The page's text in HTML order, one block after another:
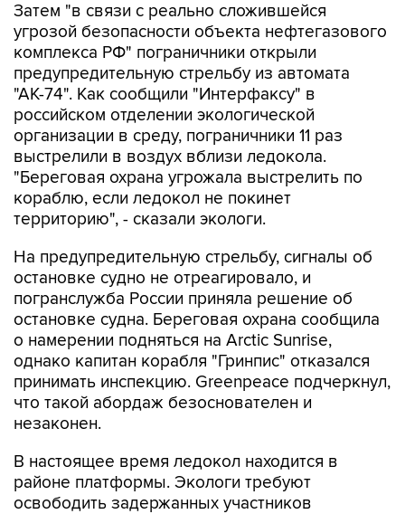
Затем "в связи с реально сложившейся
угрозой безопасности объекта нефтегазового
комплекса РФ" пограничники открыли
предупредительную стрельбу из автомата
"АК-74". Как сообщили "Интерфаксу" в
российском отделении экологической
организации в среду, пограничники 11 раз
выстрелили в воздух вблизи ледокола.
"Береговая охрана угрожала выстрелить по
кораблю, если ледокол не покинет
территорию", - сказали экологи.
На предупредительную стрельбу, сигналы об
остановке судно не отреагировало, и
погранслужба России приняла решение об
остановке судна. Береговая охрана сообщила
о намерении подняться на Arctic Sunrise,
однако капитан корабля "Гринпис" отказался
принимать инспекцию. Greenpeace подчеркнул,
что такой абордаж безоснователен и
незаконен.
В настоящее время ледокол находится в
районе платформы. Экологи требуют
освободить задержанных участников